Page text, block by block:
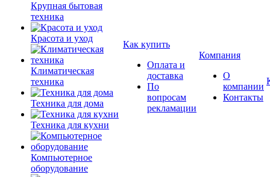
Крупная бытовая
техника
Красота и уход
Климатическая
техника
Техника для дома
Техника для кухни
Компьютерное
оборудование
Как купить
Оплата и
доставка
По
вопросам
рекламации
Компания
О
компании
Контакты